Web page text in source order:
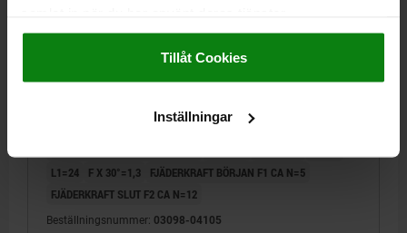
Impressum|Dataskydd|AGB
Tillåt Cookies
Inställningar
LÅSBULT UTAN FLÄNS ST.1, D1=12, D=5, L=52,
FORM:V MED NYCKELRING UTAN SPÄRRSPÅR,
L1=24
F X 30°=1,3
FJÄDERKRAFT BÖRJAN F1 CA N=5
FJÄDERKRAFT SLUT F2 CA N=12
Beställningsnummer: 03098-04105